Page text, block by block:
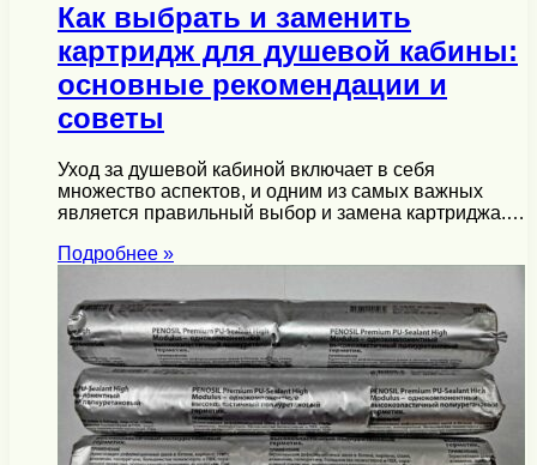
Как выбрать и заменить
картридж для душевой кабины:
основные рекомендации и
советы
Уход за душевой кабиной включает в себя
множество аспектов, и одним из самых важных
является правильный выбор и замена картриджа.…
Подробнее »